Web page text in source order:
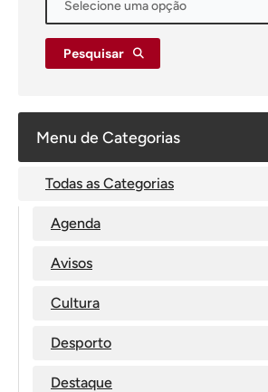
Pesquisar
Menu de Categorias
Todas as Categorias
Agenda
Avisos
Cultura
Desporto
Destaque